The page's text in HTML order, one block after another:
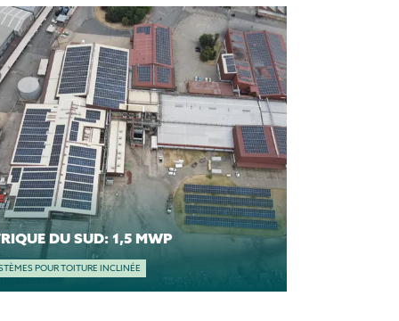
AFRIQUE DU SUD: 1,5 MWP
POUR TOITURE INCLINÉE